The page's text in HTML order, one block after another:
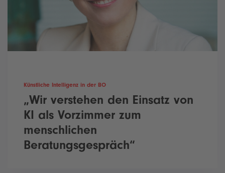
Künstliche Intelligenz in der BO
„Wir verstehen den Einsatz von
KI als Vorzimmer zum
menschlichen
Beratungsgespräch“